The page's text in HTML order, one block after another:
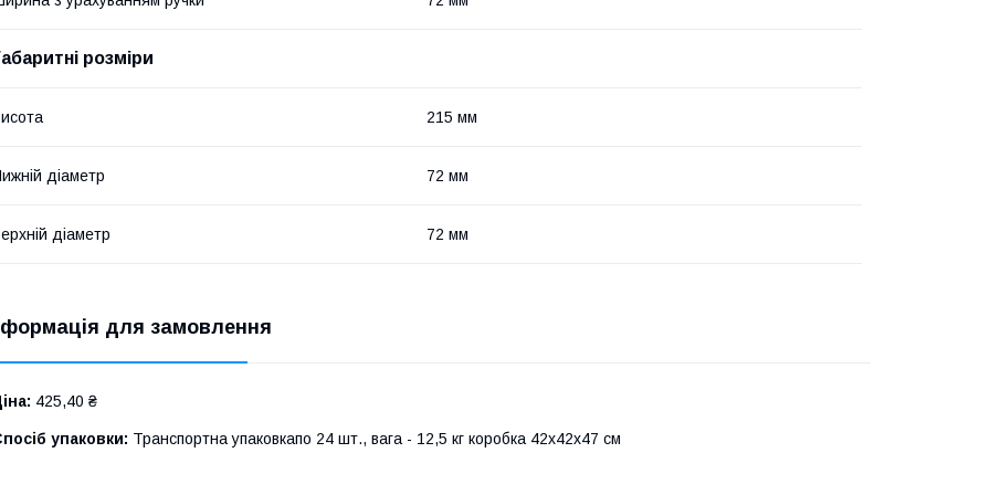
розміри
215 мм
діаметр 72 мм
діаметр 72 мм
для замовлення
425,40 ₴
упаковки: Транспортна упаковкапо 24 шт., вага - 12,5 кг коробка 42х42х47 см